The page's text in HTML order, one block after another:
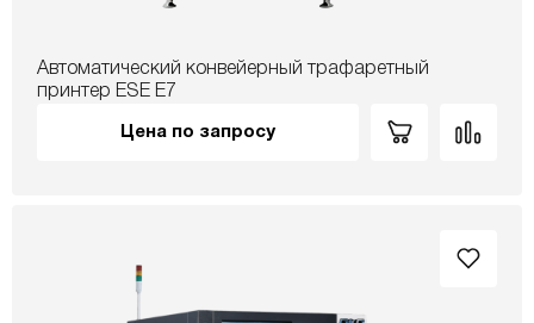
Автоматический конвейерный трафаретный
принтер ESE E7
Цена по запросу